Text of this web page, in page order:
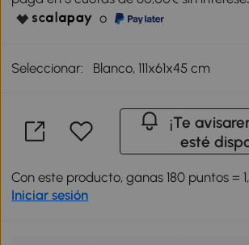
o
Seleccionar: Blanco, 111x61x45 cm
¡Te
esté
Con este producto, ganas 180 puntos =
Iniciar sesión